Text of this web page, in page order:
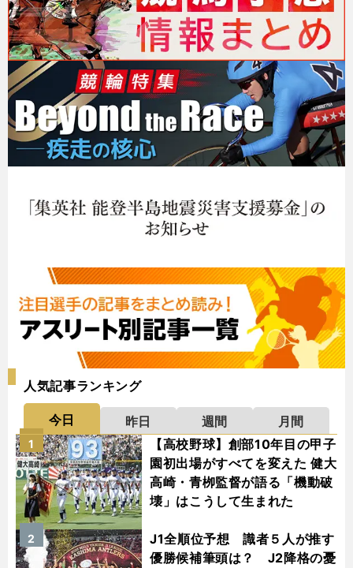
人気記事ランキング
今日 昨日 週間
月間
【高校野球】創部10年目の甲子
園初出場がすべてを変えた 健大
高崎・青栁監督が語る「機動破
壊」はこうして生まれた
1
J1全順位予想 識者５人が推す
優勝候補筆頭は？ J2降格の憂
2